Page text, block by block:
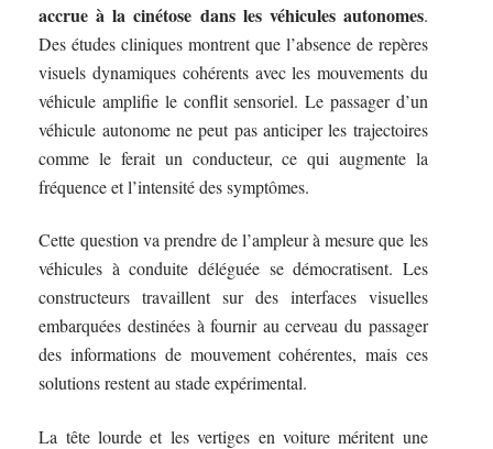
accrue à la cinétose dans les véhicules autonomes.
Des études cliniques montrent que l’absence de repères
visuels dynamiques cohérents avec les mouvements du
véhicule amplifie le conflit sensoriel. Le passager d’un
véhicule autonome ne peut pas anticiper les trajectoires
comme le ferait un conducteur, ce qui augmente la
fréquence et l’intensité des symptômes.
Cette question va prendre de l’ampleur à mesure que les
véhicules à conduite déléguée se démocratisent. Les
constructeurs travaillent sur des interfaces visuelles
embarquées destinées à fournir au cerveau du passager
des informations de mouvement cohérentes, mais ces
solutions restent au stade expérimental.
La tête lourde et les vertiges en voiture méritent une